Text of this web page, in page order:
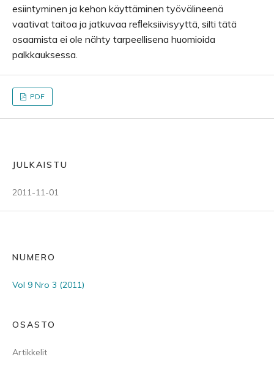
esiintyminen ja kehon käyttäminen työvälineenä
vaativat taitoa ja jatkuvaa reﬂeksiivisyyttä, silti tätä
osaamista ei ole nähty tarpeellisena huomioida
palkkauksessa.
PDF
JULKAISTU
2011-11-01
NUMERO
Vol 9 Nro 3 (2011)
OSASTO
Artikkelit